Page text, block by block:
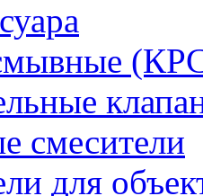
смесители
для